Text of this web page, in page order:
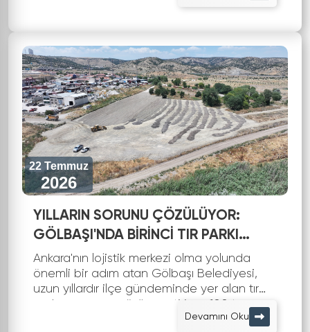
22 Temmuz
2026
YILLARIN SORUNU ÇÖZÜLÜYOR:
GÖLBAŞI'NDA BİRİNCİ TIR PARKI
TAMAMLANDI
Ankara'nın lojistik merkezi olma yolunda
önemli bir adım atan Gölbaşı Belediyesi,
uzun yıllardır ilçe gündeminde yer alan tır
parkı sorununa çözüm getiriyor. 100 tır
kapasiteli birinci tır parkı tamam...Devamını Oku